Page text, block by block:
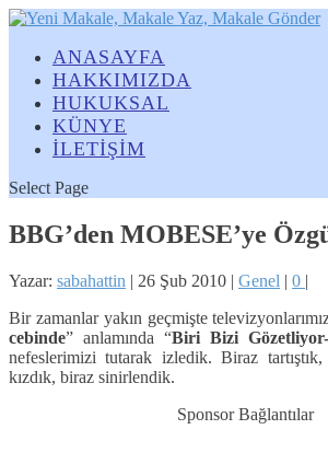
ANASAYFA
HAKKIMIZDA
HUKUKSAL
KÜNYE
İLETİŞİM
Select Page
BBG’den MOBESE’ye
Yazar: sabahattin | 26 Şub 2010 | Genel | 0 |
Bir zamanlar yakın geçmişte
cebinde” anlamında “Biri Bizi
nefeslerimizi tutarak izledik. Biraz
kızdık, biraz sinirlendik.
Sponsor Bağlantılar